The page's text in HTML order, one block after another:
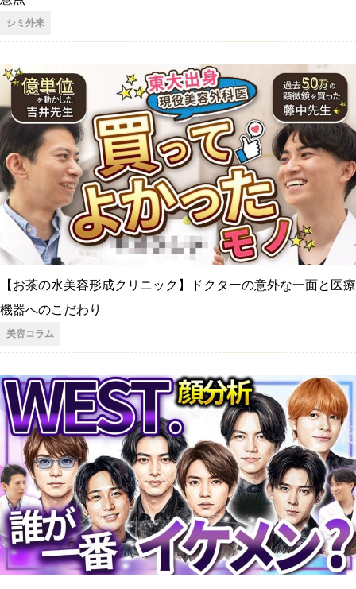
シミ外来
【お茶の水美容形成クリニック】ドクターの意外な一面と医療
機器へのこだわり
美容コラム